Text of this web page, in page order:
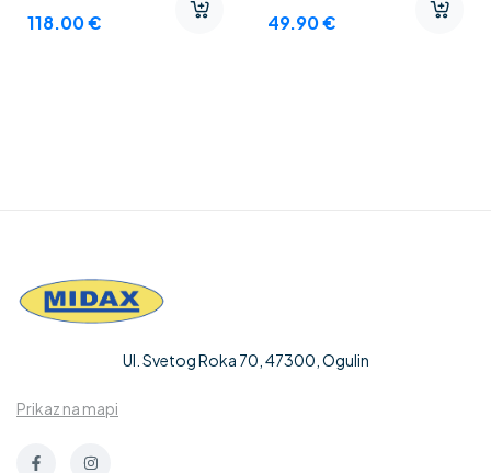
118.00€ 49.90€
Ul. Svetog Roka 70, 47300, Ogulin
Prikaz na mapi